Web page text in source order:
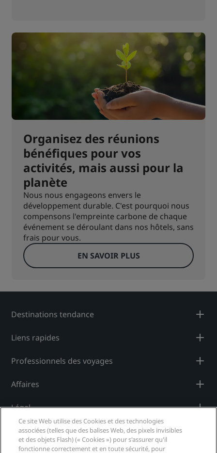
Organisez des réunions
bénéfiques pour vos
activités, mais aussi pour la
planète
Nous nous engageons envers le
développement durable. C'est pourquoi nous
compensons l'empreinte carbone de chaque
événement se déroulant dans nos hôtels, sans
frais pour vous.
EN SAVOIR PLUS
Destinations tendance
Liens rapides
Professionnels des voyages
Affaires
Légal
Aide
Ce site Web utilise des Cookies et des technologies
associées (telles que des balises Web, des pixels invisibles
et des objets Flash) (« Cookies ») pour s'assurer qu'il
fonctionne correctement et en toute sécurité, pour